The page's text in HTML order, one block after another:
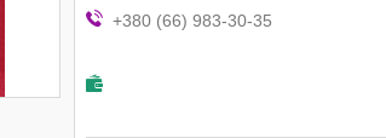
+380 (66) 983-30-35